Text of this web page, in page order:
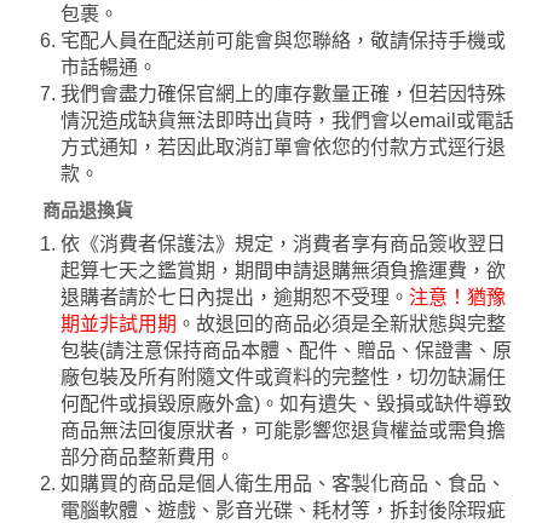
包裹。
宅配人員在配送前可能會與您聯絡，敬請保持手機或
市話暢通。
我們會盡力確保官網上的庫存數量正確，但若因特殊
情況造成缺貨無法即時出貨時，我們會以email或電話
方式通知，若因此取消訂單會依您的付款方式逕行退
款。
商品退換貨
依《消費者保護法》規定，消費者享有商品簽收翌日
起算七天之鑑賞期，期間申請退購無須負擔運費，欲
退購者請於七日內提出，逾期恕不受理。 注意！猶豫
期並非試用期 。故退回的商品必須是全新狀態與完整
包裝(請注意保持商品本體、配件、贈品、保證書、原
廠包裝及所有附隨文件或資料的完整性，切勿缺漏任
何配件或損毀原廠外盒)。如有遺失、毀損或缺件導致
商品無法回復原狀者，可能影響您退貨權益或需負擔
部分商品整新費用。
如購買的商品是個人衛生用品、客製化商品、食品、
電腦軟體、遊戲、影音光碟、耗材等，拆封後除瑕疵